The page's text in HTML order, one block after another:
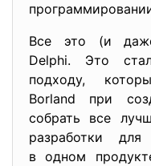
Все это (и
Delphi. Это
подходу,
Borland при
собрать все
разработки
в одном